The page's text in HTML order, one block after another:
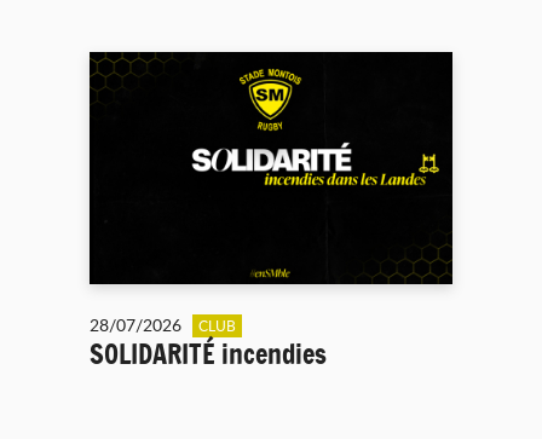
28/07/2026 CLUB
SOLIDARITÉ incendies